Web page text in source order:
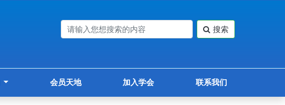
搜索
会员天地 加入学会 联系我们